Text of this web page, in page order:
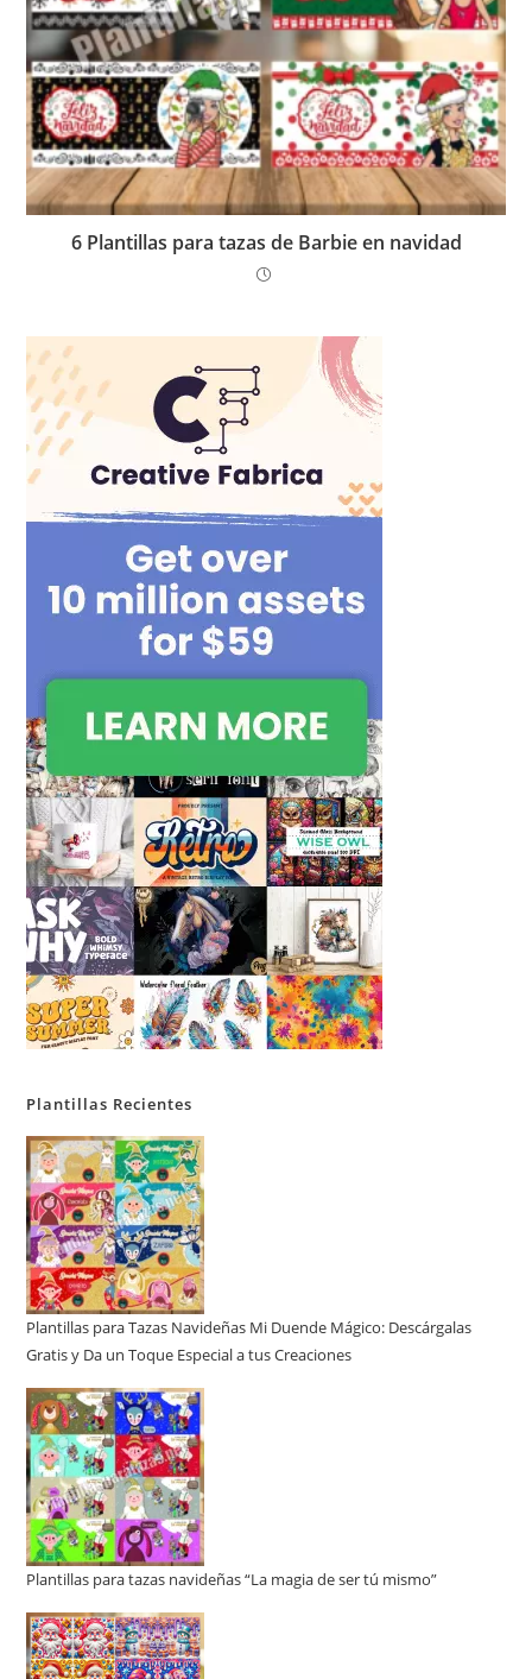
6 Plantillas para tazas de Barbie en navidad
Plantillas Recientes
Plantillas para Tazas Navideñas Mi Duende Mágico: Descárgalas
Gratis y Da un Toque Especial a tus Creaciones
Plantillas para tazas navideñas “La magia de ser tú mismo”